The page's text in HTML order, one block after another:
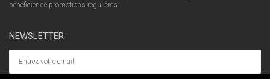
bénéficier de promotions régulières.
NEWSLETTER